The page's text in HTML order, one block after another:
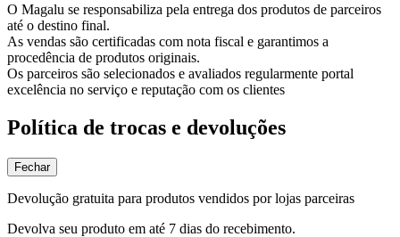
O Magalu se responsabiliza pela entrega dos produtos de parceiros
até o destino final.
As vendas são certificadas com nota fiscal e garantimos a
procedência de produtos originais.
Os parceiros são selecionados e avaliados regularmente portal
excelência no serviço e reputação com os clientes
Política de trocas e devoluções
Fechar
Devolução gratuita para produtos vendidos por lojas parceiras
Devolva seu produto em até 7 dias do recebimento.